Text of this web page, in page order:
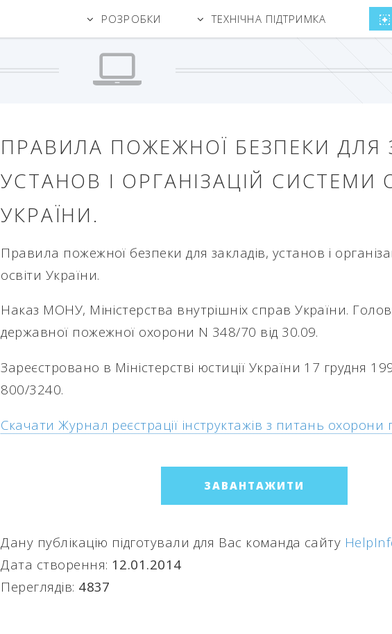
РОЗРОБКИ ТЕХНІЧНА ПІДТРИМКА
ПРАВИЛА ПОЖЕЖНОЇ БЕЗПЕКИ ДЛЯ
УСТАНОВ І ОРГАНІЗАЦІЙ СИСТЕМИ
УКРАЇНИ.
Правила пожежної безпеки для закладів, установ і
освіти України.
Наказ МОНУ, Міністерства внутрішніх справУкраїни. Голов
держа вної пожежної охорони N 348/70 від 30.09.
Зареєстровано в Міністерстві юстиції України 17 грудня
800/3240.
Скачати Журнал реєстрації інструктажів з питань охорони
ЗАВАНТАЖИТИ
Дану публікацію підготували для Вас команда сайту
Дата створення: 12.01.2014
Переглядів: 4837